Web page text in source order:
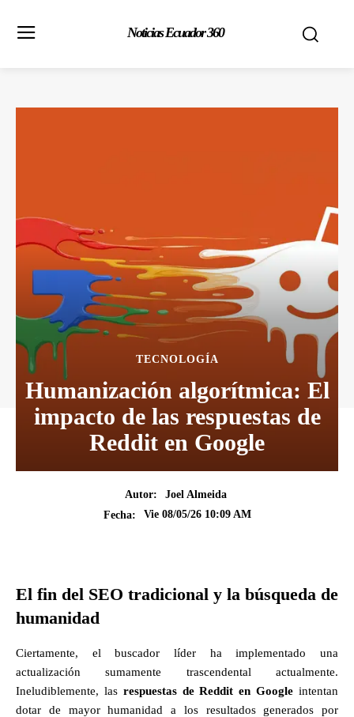
Noticias Ecuador 360
TECNOLOGÍA
Humanización algorítmica: El
impacto de las respuestas de
Reddit en Google
Autor:
Joel Almeida
Fecha:
Vie 08/05/26 10:09 AM
El fin del SEO tradicional y la búsqueda de
humanidad
Ciertamente, el buscador líder ha implementado una
actualización sumamente trascendental actualmente.
Ineludiblemente, las respuestas de Reddit en Google intentan
dotar de mayor humanidad a los resultados generados por